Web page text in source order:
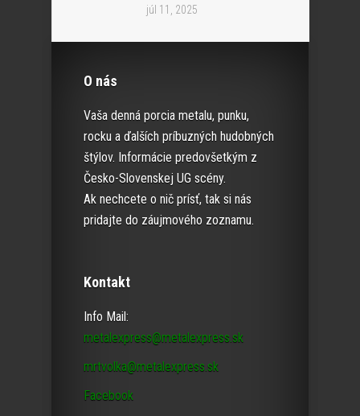
júl 11, 2025
O nás
Vaša denná porcia metalu, punku,
rocku a ďalších príbuzných hudobných
štýlov. Informácie predovšetkým z
Česko-Slovenskej UG scény.
Ak nechcete o nič prísť, tak si nás
pridajte do záujmového zoznamu.
Kontakt
Info Mail:
metalexpress@metalexpress.sk
mrtvolka@metalexpress.sk
Facebook